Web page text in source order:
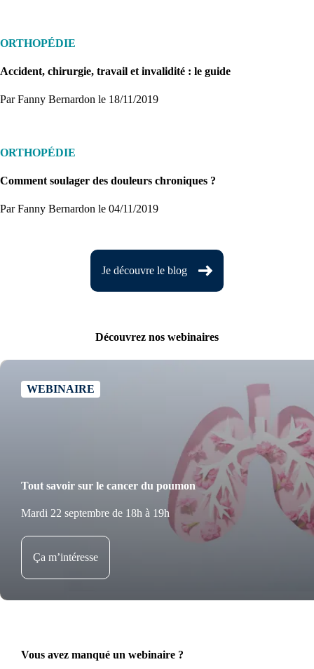
ORTHOPÉDIE
Accident, chirurgie, travail et invalidité : le guide
Par Fanny Bernardon le 18/11/2019
ORTHOPÉDIE
Comment soulager des douleurs chroniques ?
Par Fanny Bernardon le 04/11/2019
Je découvre le blog
Découvrez nos webinaires
WEBINAIRE
Tout savoir sur le cancer du poumon
Mardi 22 septembre de 18h à 19h
Ça m’intéresse
Vous avez manqué un webinaire ?